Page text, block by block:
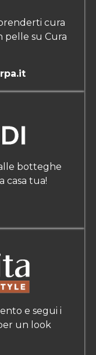
cura
pelle su Cura
botteghe
casa tua!
e segui i
un look